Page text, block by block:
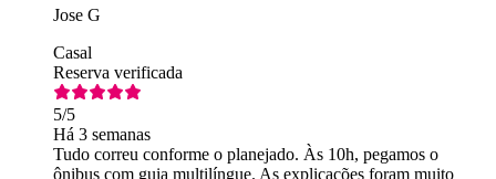
Jose G
Casal
Reserva verificada
5/5
Há 3 semanas
Tudo correu conforme o planejado. Às 10h, pegamos o
ônibus com guia multilíngue. As explicações foram muito